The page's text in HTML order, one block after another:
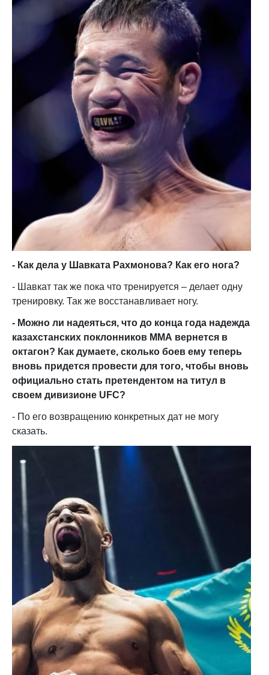
- Как дела у Шавката Рахмонова? Как его нога?
- Шавкат так же пока что тренируется – делает одну
тренировку. Так же восстанавливает ногу.
- Можно ли надеяться, что до конца года надежда
казахстанских поклонников ММА вернется в
октагон? Как думаете, сколько боев ему теперь
вновь придется провести для того, чтобы вновь
официально стать претендентом на титул в
своем дивизионе UFC?
- По его возвращению конкретных дат не могу
сказать.